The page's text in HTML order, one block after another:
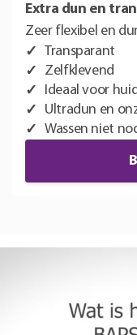
Extra dun en
Zeer flexibel en
Transparant
Zelfklevend
Ideaal voor
Ultradun en
Wassen niet